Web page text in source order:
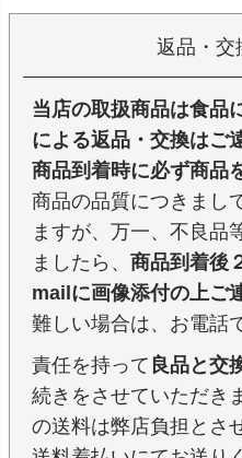
返品・交
当店の取扱商品は食品
による返品・交換はご
商品到着時に必ず商品
商品の品質につきまし
ますが、万一、不良品
ましたら、 商品到着後
mailに画像添付の上ご
難しい場合は、お電話
責任を持って 良品と交
続きをさせていただき
の送料は弊店負担とさ